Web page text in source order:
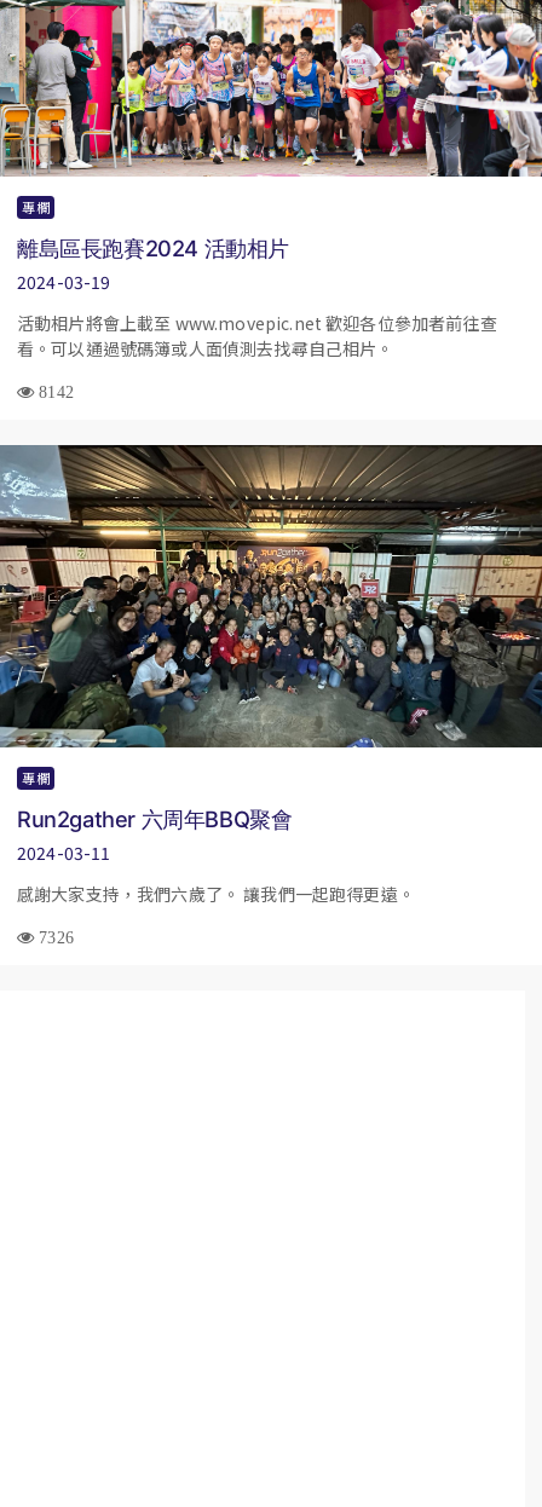
專欄
離島區長跑賽2024 活動相片
2024-03-19
活動相片將會上載至 www.movepic.net 歡迎各位參加者前往查
看。可以通過號碼簿或人面偵測去找尋自己相片。
8142
專欄
Run2gather 六周年BBQ聚會
2024-03-11
感謝大家支持，我們六歲了。 讓我們一起跑得更遠。
7326